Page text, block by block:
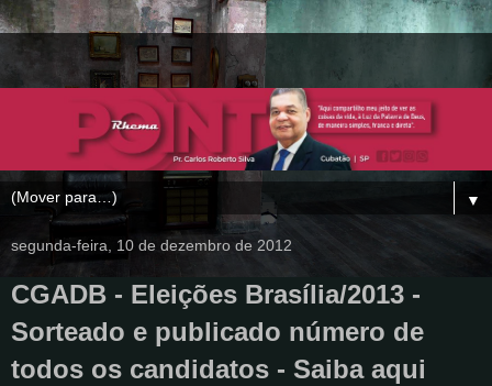
▼
segunda-feira, 10 de dezembro de 2012
CGADB - Eleições Brasília/2013 -
Sorteado e publicado número de
todos os candidatos - Saiba aqui